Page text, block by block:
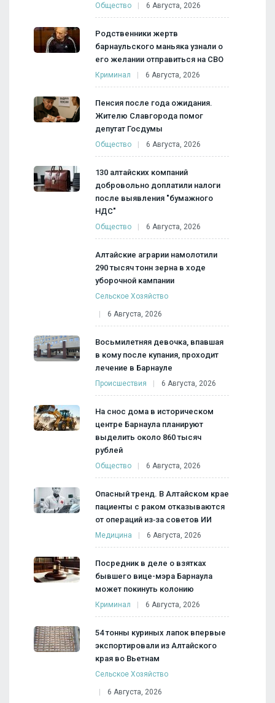
Общество 6 Августа, 2026
Родственники жертв
барнаульского маньяка узнали о
его желании отправиться на СВО
Криминал 6 Августа, 2026
Пенсия после года ожидания.
Жителю Славгорода помог
депутат Госдумы
Общество 6 Августа, 2026
130 алтайских компаний
добровольно доплатили налоги
после выявления "бумажного
НДС"
Общество 6 Августа, 2026
Алтайские аграрии намолотили
290 тысяч тонн зерна в ходе
уборочной кампании
Сельское Хозяйство
6 Августа, 2026
Восьмилетняя девочка, впавшая
в кому после купания, проходит
лечение в Барнауле
Происшествия 6 Августа, 2026
На снос дома в историческом
центре Барнаула планируют
выделить около 860 тысяч
рублей
Общество 6 Августа, 2026
Опасный тренд. В Алтайском крае
пациенты с раком отказываются
от операций из‑за советов ИИ
Медицина 6 Августа, 2026
Посредник в деле о взятках
бывшего вице-мэра Барнаула
может покинуть колонию
Криминал 6 Августа, 2026
54 тонны куриных лапок впервые
экспортировали из Алтайского
края во Вьетнам
Сельское Хозяйство
6 Августа, 2026